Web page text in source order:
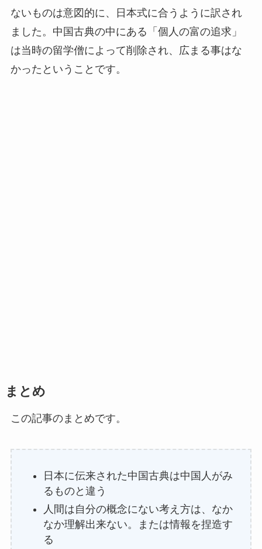
ないものは意図的に、日本式に合うように訳され
ました。中国古典の中にある「個人の富の追求」
は当時の留学僧によって削除され、広まる事はな
かったということです。
まとめ
この記事のまとめです。
日本に伝来された中国古典は中国人がみ
るものと違う
人間は自分の概念にない考え方は、なか
なか理解出来ない。または情報を捏造す
る